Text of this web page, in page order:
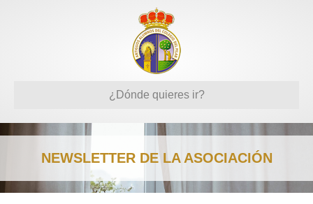
¿Dónde quieres ir?
NEWSLETTER DE LA ASOCIACIÓN